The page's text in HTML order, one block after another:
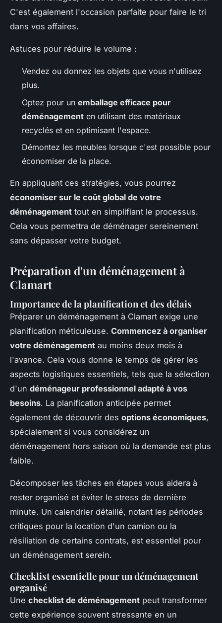
C'est également l'occasion parfaite pour faire le tri
dans vos affaires.
Astuces pour réduire le volume :
Vendez ou donnez les objets que vous n'utilisez
plus.
Optez pour un emballage efficace pour
déménagement en utilisant des matériaux
recyclés et en optimisant l'espace.
Démontez les meubles lorsque c'est possible pour
économiser de la place.
En appliquant ces stratégies, vous pourrez
économiser sur le coût global de votre
déménagement tout en simplifiant le processus.
Cela vous permettra de déménager sereinement
sans dépasser votre budget.
Préparation d'un déménagement à
Clamart
Importance de la planification et des délais
Préparer un déménagement à Clamart exige une
planification méticuleuse. Commencez à organiser
votre déménagement au moins deux mois à
l'avance. Cela vous donne le temps de gérer les
aspects logistiques essentiels, tels que la sélection
d'un déménageur professionnel adapté à vos
besoins. La planification anticipée permet
également de découvrir des options économiques,
spécialement si vous considérez un
déménagement hors saison où la demande est plus
faible.
Décomposer les tâches en étapes vous aidera à
rester organisé et éviter le stress de dernière
minute. Un calendrier détaillé, notant les périodes
critiques pour la location d'un camion ou la
résiliation de certains contrats, est essentiel pour
un déménagement serein.
Checklist essentielle pour un déménagement
organisé
Une checklist de déménagement peut transformer
cette expérience souvent stressante en un